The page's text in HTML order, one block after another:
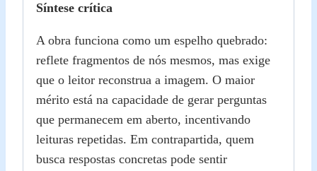
Síntese crítica
A obra funciona como um espelho quebrado:
reflete fragmentos de nós mesmos, mas exige
que o leitor reconstrua a imagem. O maior
mérito está na capacidade de gerar perguntas
que permanecem em aberto, incentivando
leituras repetidas. Em contrapartida, quem
busca respostas concretas pode sentir